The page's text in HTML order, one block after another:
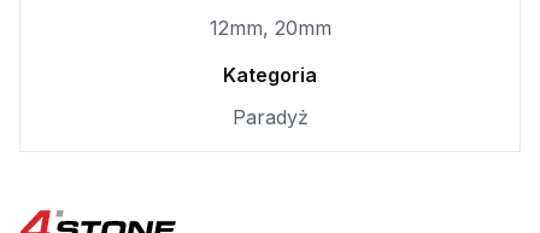
12mm, 20mm
Kategoria
Paradyż